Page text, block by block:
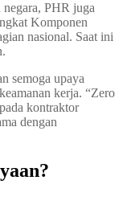
negara, PHR juga
Komponen
nasional. Saat ini
semoga upaya
kerja. “Zero
kontraktor
dengan